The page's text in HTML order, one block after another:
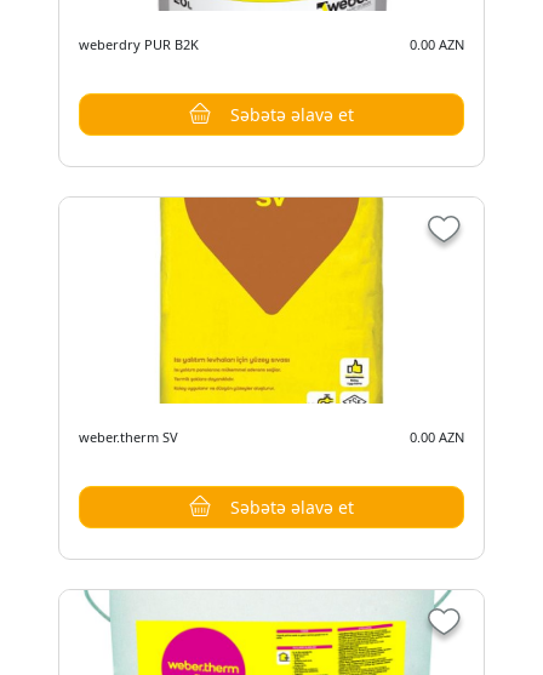
weberdry PUR B2K 0.00 AZN
Səbətə əlavə et
weber.therm SV 0.00 AZN
Səbətə əlavə et